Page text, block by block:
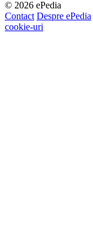
© 2026 ePedia
Contact Despre ePedia
cookie-uri